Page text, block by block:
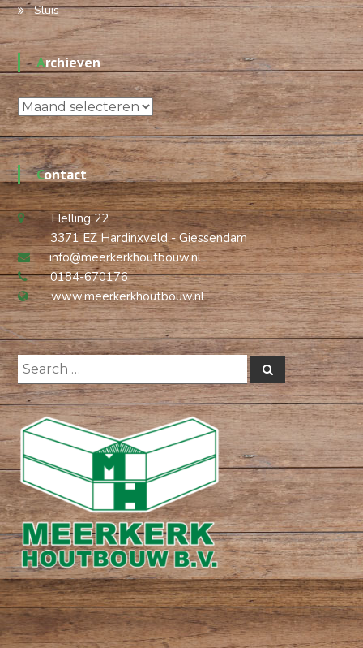
Sluis
Archieven
Archieven
Contact
Helling 22
3371 EZ Hardinxveld - Giessendam
info@meerkerkhoutbouw.nl
0184-670176
www.meerkerkhoutbouw.nl
Search
for:
Search